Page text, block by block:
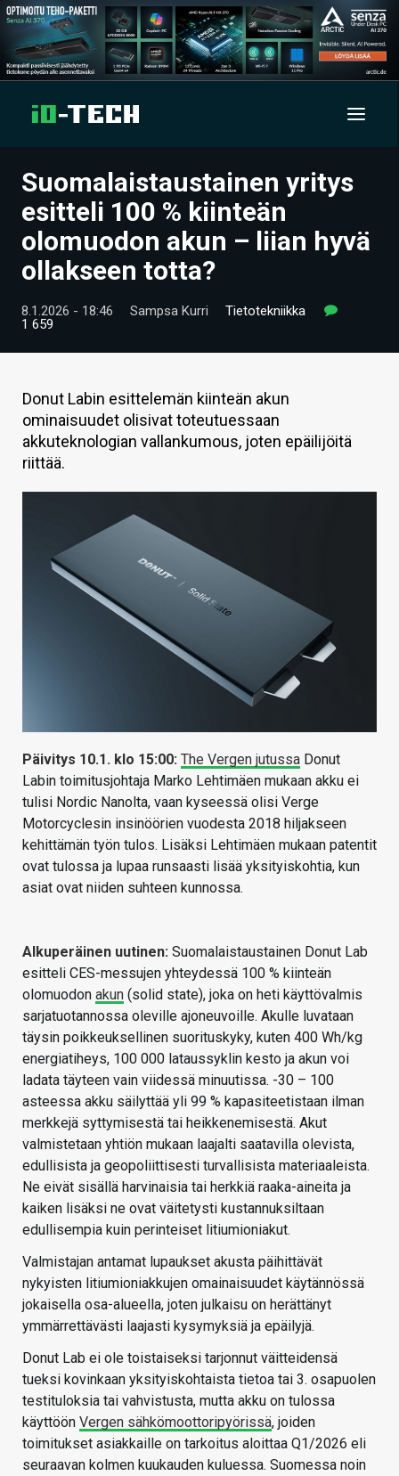
UUTISET
ARTIKKELIT
VIDEOT
TECHBBS
KAUPPA
VAIHDA TEEMA
HAKU
Suomalaistaustainen yritys
esitteli 100 % kiinteän
olomuodon akun – liian hyvä
ollakseen totta?
8.1.2026 - 18:46 Sampsa Kurri
Tietotekniikka
1 659
Donut Labin esittelemän kiinteän akun
ominaisuudet olisivat toteutuessaan
akkuteknologian vallankumous, joten epäilijöitä
riittää.
Päivitys 10.1. klo 15:00: The Vergen jutussa Donut
Labin toimitusjohtaja Marko Lehtimäen mukaan akku ei
tulisi Nordic Nanolta, vaan kyseessä olisi Verge
Motorcyclesin insinöörien vuodesta 2018 hiljakseen
kehittämän työn tulos. Lisäksi Lehtimäen mukaan patentit
ovat tulossa ja lupaa runsaasti lisää yksityiskohtia, kun
asiat ovat niiden suhteen kunnossa.
Alkuperäinen uutinen: Suomalaistaustainen Donut Lab
esitteli CES-messujen yhteydessä 100 % kiinteän
olomuodon akun (solid state), joka on heti käyttövalmis
sarjatuotannossa oleville ajoneuvoille. Akulle luvataan
täysin poikkeuksellinen suorituskyky, kuten 400 Wh/kg
energiatiheys, 100 000 lataussyklin kesto ja akun voi
ladata täyteen vain viidessä minuutissa. -30 – 100
asteessa akku säilyttää yli 99 % kapasiteetistaan ilman
merkkejä syttymisestä tai heikkenemisestä. Akut
valmistetaan yhtiön mukaan laajalti saatavilla olevista,
edullisista ja geopoliittisesti turvallisista materiaaleista.
Ne eivät sisällä harvinaisia tai herkkiä raaka-aineita ja
kaiken lisäksi ne ovat väitetysti kustannuksiltaan
edullisempia kuin perinteiset litiumioniakut.
Valmistajan antamat lupaukset akusta päihittävät
nykyisten litiumioniakkujen omainaisuudet käytännössä
jokaisella osa-alueella, joten julkaisu on herättänyt
ymmärrettävästi laajasti kysymyksiä ja epäilyjä.
Donut Lab ei ole toistaiseksi tarjonnut väitteidensä
tueksi kovinkaan yksityiskohtaista tietoa tai 3. osapuolen
testituloksia tai vahvistusta, mutta akku on tulossa
käyttöön Vergen sähkömoottoripyörissä, joiden
toimitukset asiakkaille on tarkoitus aloittaa Q1/2026 eli
seuraavan kolmen kuukauden kuluessa. Suomessa noin